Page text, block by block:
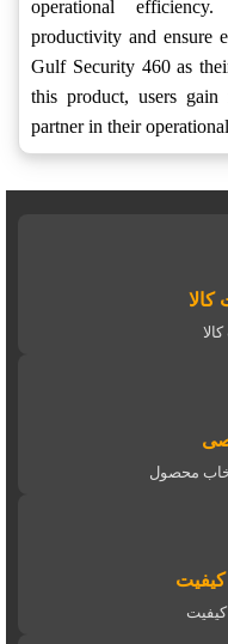
operational
productivity and ensure
Gulf Security 460 as
this product, users
partner in their
محصول